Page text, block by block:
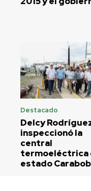
Destacado
Delcy
inspeccionó la
central
termoeléctrica
estado